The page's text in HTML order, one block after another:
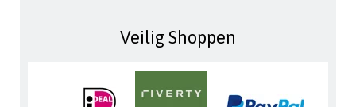
Veilig Shoppen